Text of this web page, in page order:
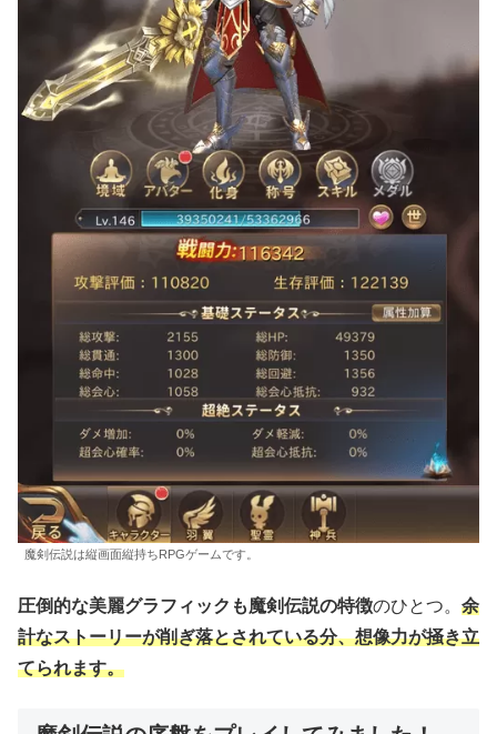
魔剣伝説は縦画面縦持ちRPGゲームです。
圧倒的な美麗グラフィックも魔剣伝説の特徴のひとつ。 余
計なストーリーが削ぎ落とされている分、想像力が掻き立
てられます。